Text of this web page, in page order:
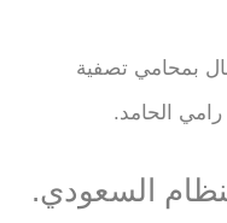
بمحامي تصفية
الحامد.
السعودي.